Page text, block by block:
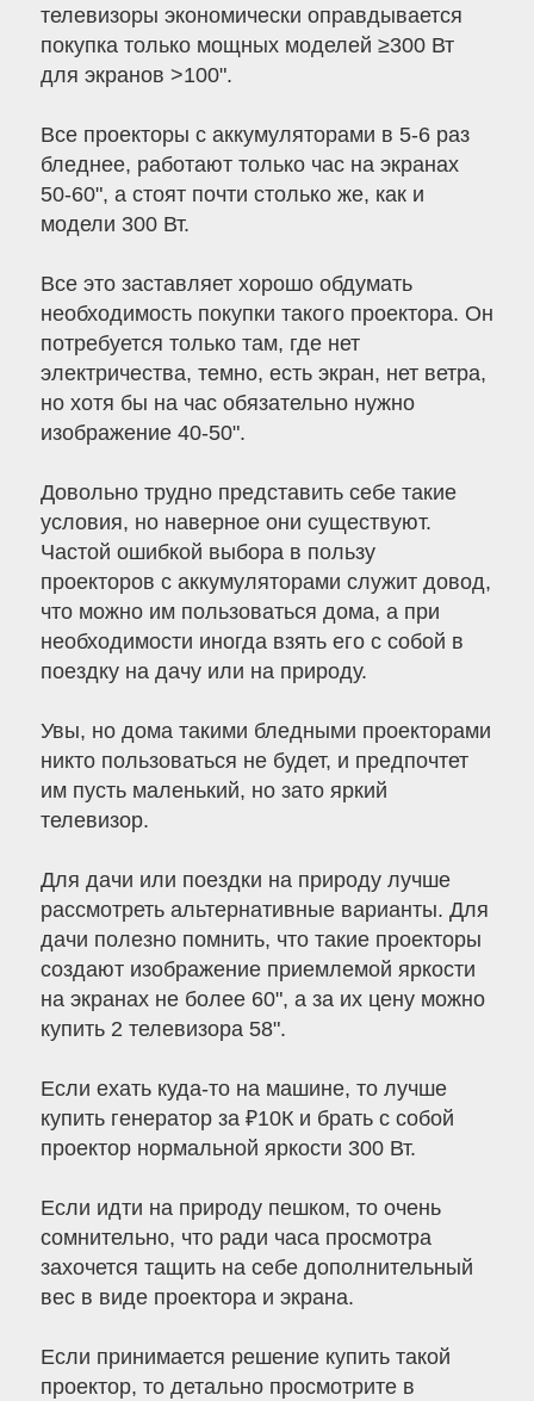
телевизоры экономически оправдывается
покупка только мощных моделей ≥300 Вт
для экранов >100".
Все проекторы с аккумуляторами в 5-6 раз
бледнее, работают только час на экранах
50-60", а стоят почти столько же, как и
модели 300 Вт.
Все это заставляет хорошо обдумать
необходимость покупки такого проектора. Он
потребуется только там, где нет
электричества, темно, есть экран, нет ветра,
но хотя бы на час обязательно нужно
изображение 40-50".
Довольно трудно представить себе такие
условия, но наверное они существуют.
Частой ошибкой выбора в пользу
проекторов с аккумуляторами служит довод,
что можно им пользоваться дома, а при
необходимости иногда взять его с собой в
поездку на дачу или на природу.
Увы, но дома такими бледными проекторами
никто пользоваться не будет, и предпочтет
им пусть маленький, но зато яркий
телевизор.
Для дачи или поездки на природу лучше
рассмотреть альтернативные варианты. Для
дачи полезно помнить, что такие проекторы
создают изображение приемлемой яркости
на экранах не более 60", а за их цену можно
купить 2 телевизора 58".
Если ехать куда-то на машине, то лучше
купить генератор за ₽10К и брать с собой
проектор нормальной яркости 300 Вт.
Если идти на природу пешком, то очень
сомнительно, что ради часа просмотра
захочется тащить на себе дополнительный
вес в виде проектора и экрана.
Если принимается решение купить такой
проектор, то детально просмотрите в